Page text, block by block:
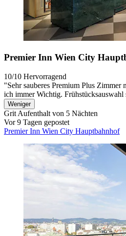
Premier Inn Wien City
10/10 Hervorragend
"Sehr sauberes Premium Plus
ich immer Wichtig. Frühstücksauswahl
Weniger
Grit Aufenthalt von 5 Nächten
Vor 9 Tagen gepostet
Premier Inn Wien City Hauptbahnhof